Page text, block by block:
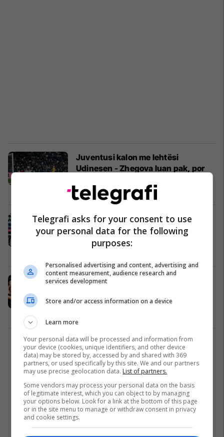
Juventusi kalon me lehtësi
Udinesen - Zhegova luan pak, por
Serie A 02/12/2025
Luciano Spalleti flet sërish për Edon
Zhegrovën: Ai ka talent, nuk dihet
kur dhe si shpërthen
Milani kalon me lehtësi Leccen,
kuqezinjtë
1
Telegrafi asks for your consent to use
your personal data for the following
purposes:
Personalised advertising and content, advertising and
content measurement, audience research and
services development
Store and/or access information on a device
Learn more
Your personal data will be processed and information from
your device (cookies, unique identifiers, and other device
data) may be stored by, accessed by and shared with 369
partners, or used specifically by this site. We and our partners
may use precise geolocation data. List of partners.
Some vendors may process your personal data on the basis
of legitimate interest, which you can object to by managing
your options below. Look for a link at the bottom of this page
or in the site menu to manage or withdraw consent in privacy
and cookie settings.